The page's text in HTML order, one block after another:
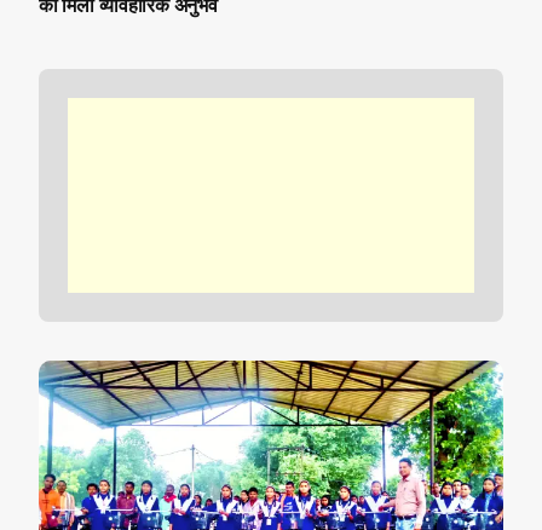
का मिला व्यावहारिक अनुभव